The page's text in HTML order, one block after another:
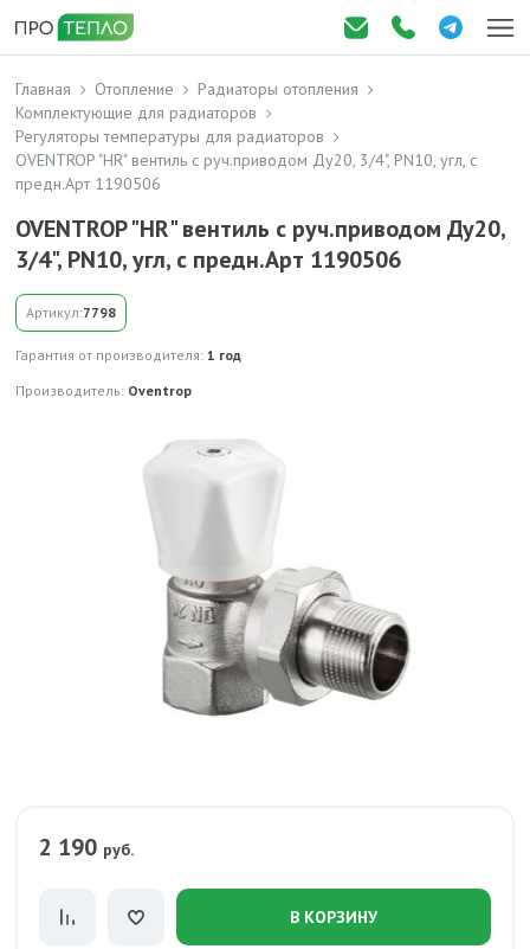
Главная Отопление
Радиаторы отопления
Комплектующие для радиаторов
Регуляторы температуры для радиаторов
OVENTROP "HR" вентиль с руч.приводом Ду20, 3/4", PN10, угл, с
предн.Арт 1190506
OVENTROP "HR" вентиль с руч.приводом Ду20,
3/4", PN10, угл, с предн.Арт 1190506
Артикул:7798
Гарантия от производителя: 1 год
Производитель: Oventrop
2 190 руб.
В КОРЗИНУ